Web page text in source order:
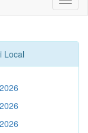
sau
Local